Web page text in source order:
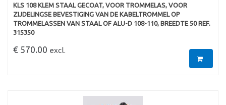
KLS 108 KLEM STAAL GECOAT, VOOR TROMMELAS, VOOR
ZIJDELINGSE BEVESTIGING VAN DE KABELTROMMEL OP
TROMMELASSEN VAN STAAL OF ALU-D 108-110, BREEDTE 50 REF.
315350
€ 570.00 excl.